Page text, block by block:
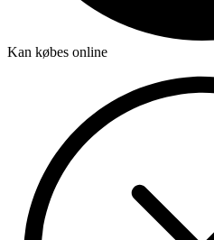
Kan købes online